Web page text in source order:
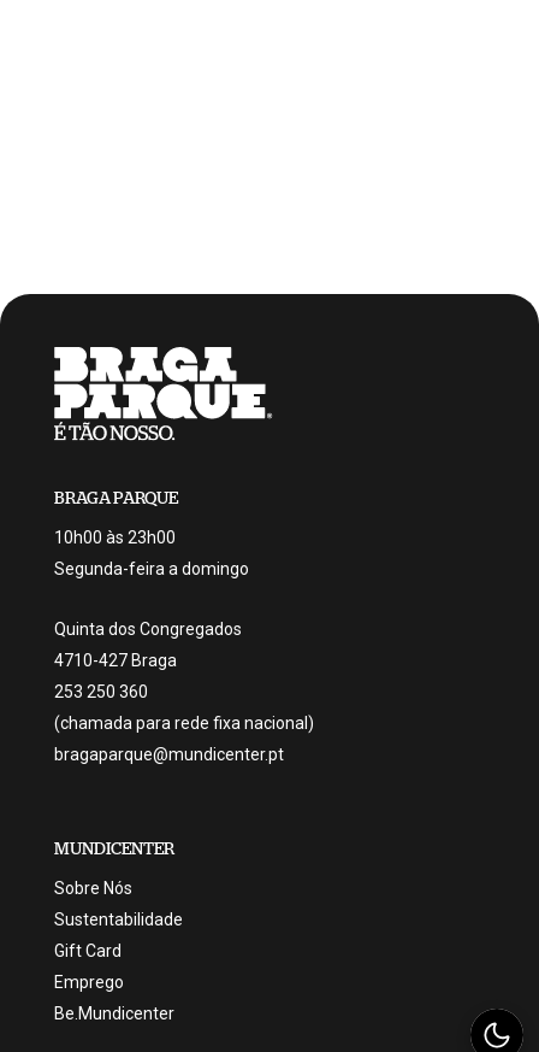
BRAGA PARQUE
10h00 às 23h00
Segunda-feira a domingo
Quinta dos Congregados
4710-427 Braga
253 250 360
(chamada para rede fixa nacional)
bragaparque@mundicenter.pt
MUNDICENTER
Sobre Nós
Sustentabilidade
Gift Card
Emprego
Be.Mundicenter